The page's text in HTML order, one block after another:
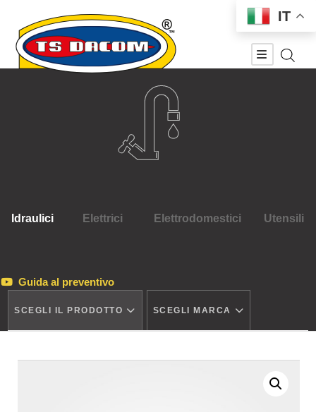
Idraulici Elettrici Elettrodomestici Utensili
Guida al preventivo
SCEGLI IL PRODOTTO SCEGLI MARCA
IT